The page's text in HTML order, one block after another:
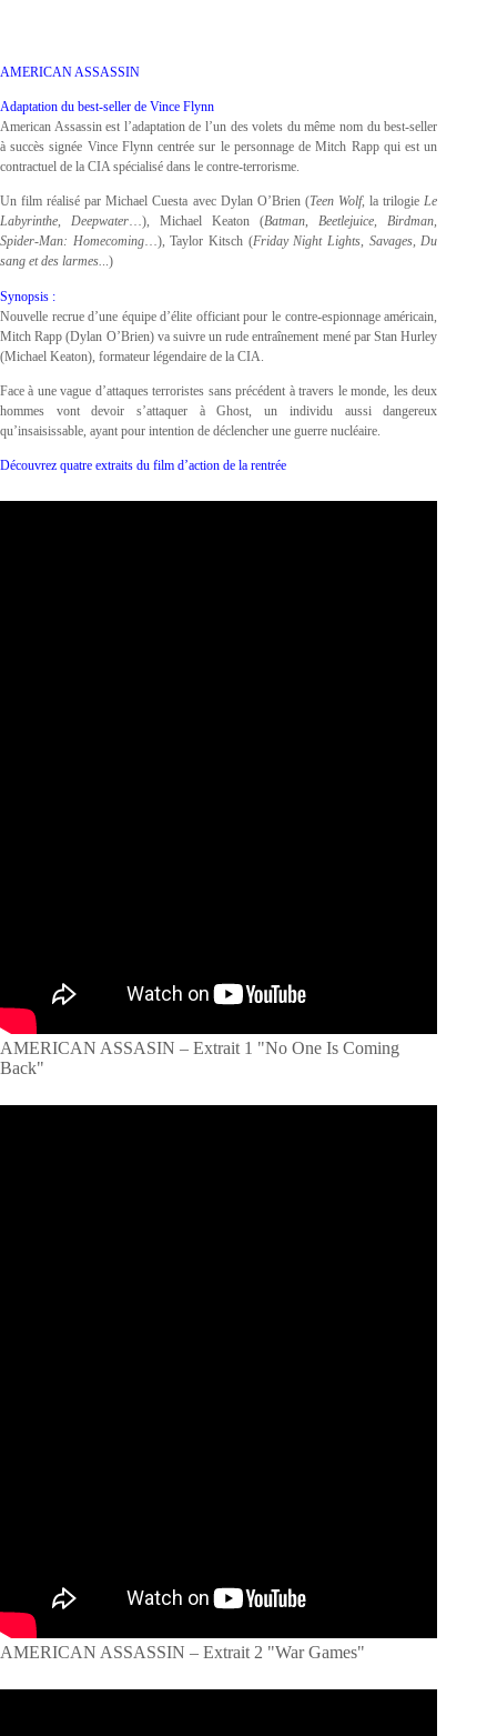
AMERICAN ASSASSIN
Adaptation du best-seller de Vince Flynn
American Assassin est l’adaptation de l’un des volets du même nom du best-seller
à succès signée Vince Flynn centrée sur le personnage de Mitch Rapp qui est un
contractuel de la CIA spécialisé dans le contre-terrorisme.
Un film réalisé par Michael Cuesta avec Dylan O’Brien (Teen Wolf, la trilogieLe
Labyrinthe,Deepwater…), Michael Keaton (Batman,Beetlejuice, Birdman,
Spider-Man: Homecoming…), Taylor Kitsch (Friday Night Lights, Savages, Du
sang et des larmes...)
Synopsis :
Nouvelle recrue d’une équipe d’élite officiant pour le contre-espionnage américain,
Mitch Rapp (Dylan O’Brien) va suivre un rude entraînement mené par Stan Hurley
(Michael Keaton), formateur légendaire de la CIA.
Face à une vague d’attaques terroristes sans précédent à travers le monde, les deux
hommes vont devoir s’attaquer à Ghost, un individu aussi dangereux
qu’insaisissable, ayant pour intention de déclencher une guerre nucléaire.
Découvrez quatre extraits du film d’action de la rentrée
AMERICAN ASSASIN – Extrait 1 "No One Is Coming
Back"
AMERICAN ASSASSIN – Extrait 2 "War Games"